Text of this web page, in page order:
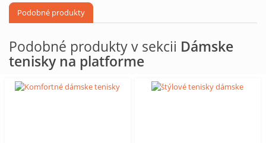
Podobné produkty
Podobné produkty v sekcii Dámske
tenisky na platforme